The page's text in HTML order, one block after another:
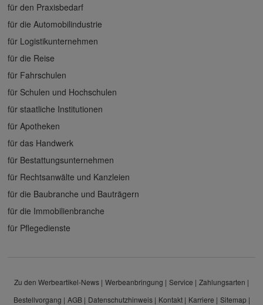
für den Praxisbedarf
für die Automobilindustrie
für Logistikunternehmen
für die Reise
für Fahrschulen
für Schulen und Hochschulen
für staatliche Institutionen
für Apotheken
für das Handwerk
für Bestattungsunternehmen
für Rechtsanwälte und Kanzleien
für die Baubranche und Bauträgern
für die Immobilienbranche
für Pflegedienste
Zu den Werbeartikel-News Werbeanbringung Service
Zahlungsarten
Bestellvorgang
AGB Datenschutzhinweis Kontakt Karriere Sitemap